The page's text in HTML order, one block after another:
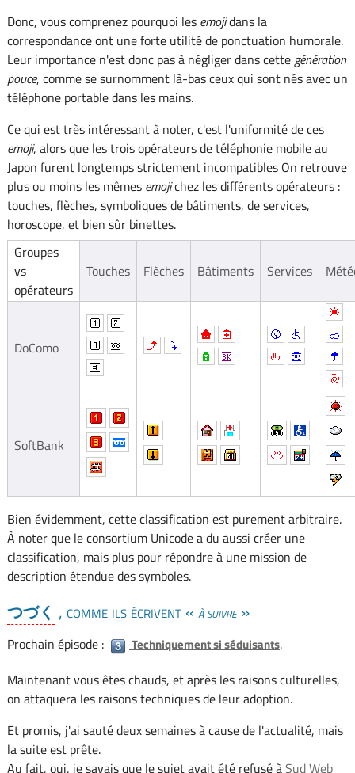
Donc, vous comprenez pourquoi les emojidans la
correspondance ont une forte utilité de ponctuation humorale.
Leur importance n'est donc pas à négliger dans cettegénération
pouce, comme se surnomment là-bas ceux qui sont nés avec un
téléphone portable dans les mains.
Ce qui est très intéressant à noter, c'est l'uniformité de ces
emoji, alors que les trois opérateurs de téléphonie mobile au
Japon furent longtemps strictement incompatibles On retrouve
plus ou moins les mêmes emojichez les différents opérateurs :
touches, flèches, symboliques de bâtiments, de services,
horoscope, et bien sûr binettes.
Groupes
vs
opérateurs
Touches Flèches Bâtiments Services
DoComo
SoftBank
Bien évidemment, cette classification est purement arbitraire.
À noter que le consortium Unicode a du aussi créer une
classification, mais plus pour répondre à une mission de
description étendue des symboles.
つづく , comme ils écrivent « à suivre»
Prochain épisode : Techniquement si séduisants.
Maintenant vous êtes chauds, et après les raisons culturelles,
on attaquera les raisons techniques de leur adoption.
Et promis, j'ai sauté deux semaines à cause de l'actualité, mais
la suite est prête.
Au fait, oui, je savais que le sujet avait été refusé àSud Web